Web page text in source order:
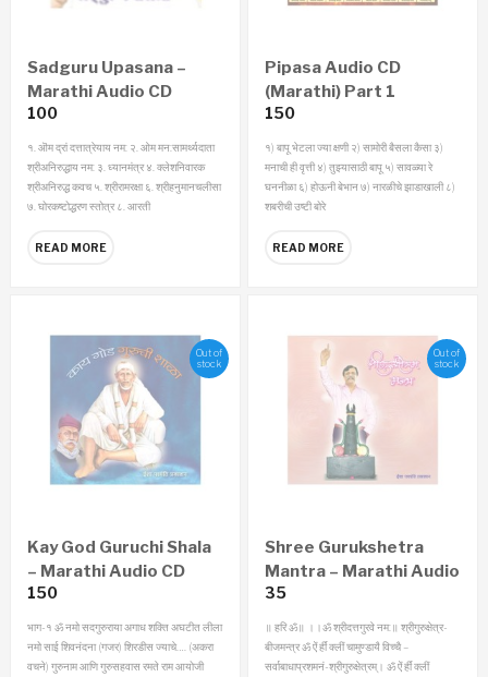
Sadguru Upasana –
Marathi Audio CD
100
१. ऒम द्रां दत्तात्रेयाय नम: २. ओम मन:सामर्थ्यदाता
श्रीअनिरुद्धाय नम: ३. ध्यानमंत्र४. क्लेशनिवारक
श्रीअनिरुद्ध कवच ५. श्रीरामरक्षा ६. श्रीहनुमानचलीसा
७. घोरकष्टोद्धरण स्तोत्र८. आरती
READ MORE
Pipasa Audio CD
(Marathi) Part 1
150
१) बापू भेटला ज्या क्षणी २) सामोरी बैसला कैसा ३)
मनाची ही वृत्ती ४) तुझ्यासाठी बापू ५) सावळ्या रे
घननीळा ६) होऊनी बेभान ७) नारळीचे झाडाखाली ८)
शबरीची उष्टी बोरे
READ MORE
Out of
stock
Kay God Guruchi Shala
– Marathi Audio CD
150
भाग-१ ॐ नमो सदगुरुरायाअगाध शक्ति अघटीत लीला
नमो साई शिवनंदना (गजर) शिरडीस ज्याचे…. (अकरा
वचने) गुरुनाम आणि गुरुसहवासरमते राम आयोजी
Out of
stock
Shree Gurukshetra
Mantra – Marathi Audio
CD
35
॥ हरि ॐ॥ ।।ॐ श्रीदत्तगुरवे नम:॥ श्रीगुरुक्षेत्र-
बीजमन्त्रॐ ऐं र्हीं क्लीं चामुण्डायै विच्चै –
सर्वाबाधाप्रशमनं-श्रीगुरुक्षेत्रम्। ॐ ऐं र्हीं क्लीं